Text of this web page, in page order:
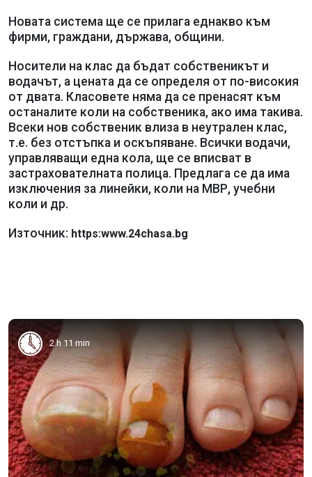
Новата система ще се прилага еднакво към
фирми, граждани, държава, общини.
Носители на клас да бъдат собственикът и
водачът, а цената да се определя от по-високия
от двата. Класовете няма да се пренасят към
останалите коли на собственика, ако има такива.
Всеки нов собственик влиза в неутрален клас,
т.е. без отстъпка и оскъпяване. Всички водачи,
управляващи една кола, ще се вписват в
застрахователната полица. Предлага се да има
изключения за линейки, коли на МВР, учебни
коли и др.
Източник: https:www.24chasa.bg
2 h 11 min